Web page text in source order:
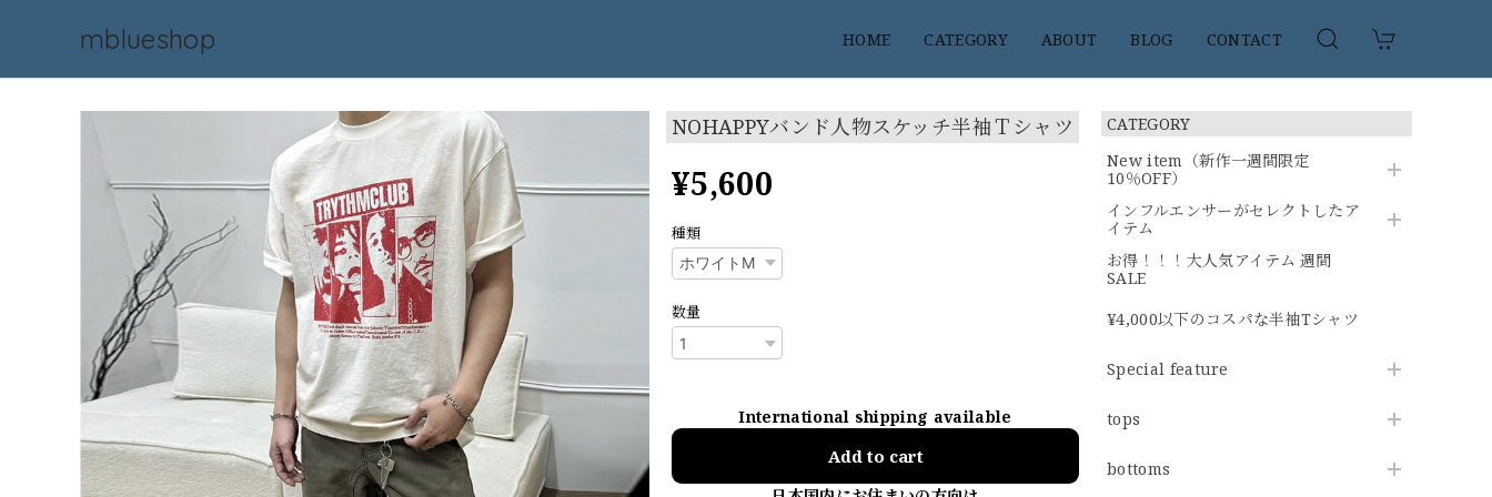
mblueshop HOME CATEGORY ABOUT BLOG CONTACT
CATEGORY
New item（新作一週間限定
10％OFF）
インフルエンサーがセレクトしたア
イテム
お得！！！大人気アイテム 週間
SALE
¥4,000以下のコスパな半袖Tシャツ
Special feature
tops
bottoms
NOHAPPYバンド人物スケッチ半袖Ｔシャツ
¥5,600
種類
数量
International shipping available
Add to cart